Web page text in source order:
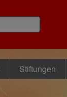
Stiftungen